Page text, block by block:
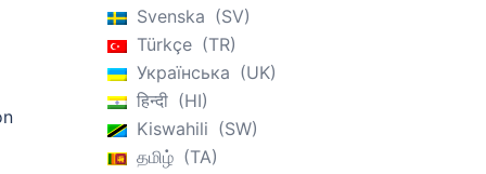
Svenska
SV
Türkçe
TR
Українська
UK
हिन्दी
HI
Kiswahili
SW
தமிழ்
TA